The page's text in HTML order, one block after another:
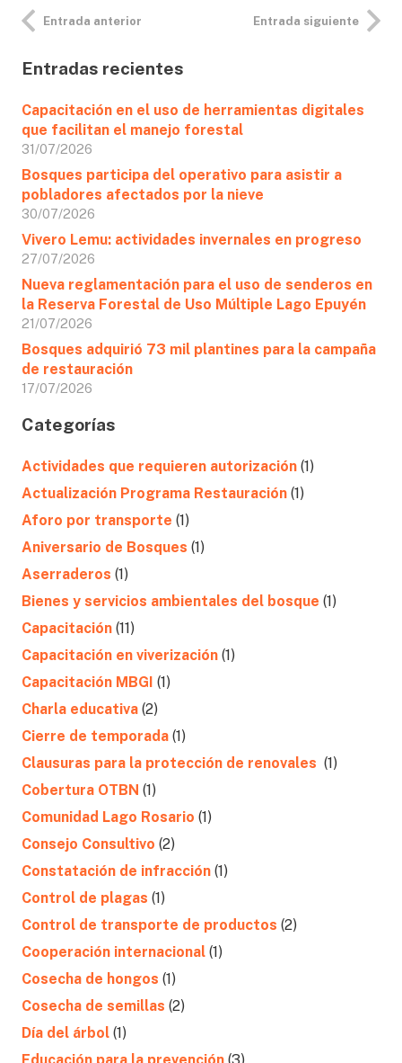
Entrada anterior Entrada siguiente
Entradas recientes
Capacitación en el uso de herramientas digitales
que facilitan el manejo forestal
31/07/2026
Bosques participa del operativo para asistir a
pobladores afectados por la nieve
30/07/2026
Vivero Lemu: actividades invernales en progreso
27/07/2026
Nueva reglamentación para el uso de senderos en
la Reserva Forestal de Uso Múltiple Lago Epuyén
21/07/2026
Bosques adquirió 73 mil plantines para la campaña
de restauración
17/07/2026
Categorías
Actividades que requieren autorización (1)
Actualización Programa Restauración (1)
Aforo por transporte (1)
Aniversario de Bosques (1)
Aserraderos (1)
Bienes y servicios ambientales del bosque (1)
Capacitación (11)
Capacitación en viverización (1)
Capacitación MBGI (1)
Charla educativa (2)
Cierre de temporada (1)
Clausuras para la protección de renovales (1)
Cobertura OTBN (1)
Comunidad Lago Rosario (1)
Consejo Consultivo (2)
Constatación de infracción (1)
Control de plagas (1)
Control de transporte de productos (2)
Cooperación internacional (1)
Cosecha de hongos (1)
Cosecha de semillas (2)
Día del árbol (1)
Educación para la prevención (3)